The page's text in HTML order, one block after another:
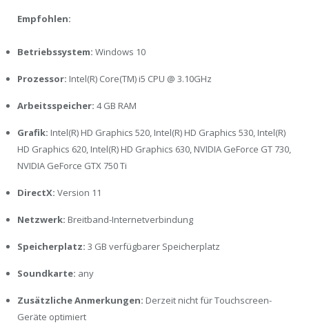
Empfohlen:
Betriebssystem: Windows 10
Prozessor: Intel(R) Core(TM) i5 CPU @ 3.10GHz
Arbeitsspeicher: 4 GB RAM
Grafik: Intel(R) HD Graphics 520, Intel(R) HD Graphics 530, Intel(R)
HD Graphics 620, Intel(R) HD Graphics 630, NVIDIA GeForce GT 730,
NVIDIA GeForce GTX 750 Ti
DirectX: Version 11
Netzwerk: Breitband-Internetverbindung
Speicherplatz: 3 GB verfügbarer Speicherplatz
Soundkarte: any
Zusätzliche Anmerkungen: Derzeit nicht für Touchscreen-
Geräte optimiert